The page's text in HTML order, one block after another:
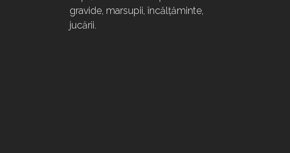
gravide, marsupii, încălțăminte,
jucării.